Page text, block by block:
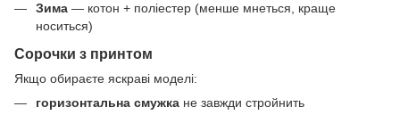
Зима — котон + поліестер (менше мнеться, краще
носиться)
Сорочки з принтом
Якщо обираєте яскраві моделі:
горизонтальна смужка не завжди стройнить